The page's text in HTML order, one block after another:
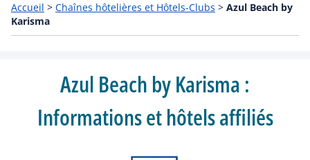
Accueil > Chaînes hôtelières et Hôtels-Clubs > Azul Beach by
Karisma
Azul Beach by Karisma :
Informations et hôtels affiliés